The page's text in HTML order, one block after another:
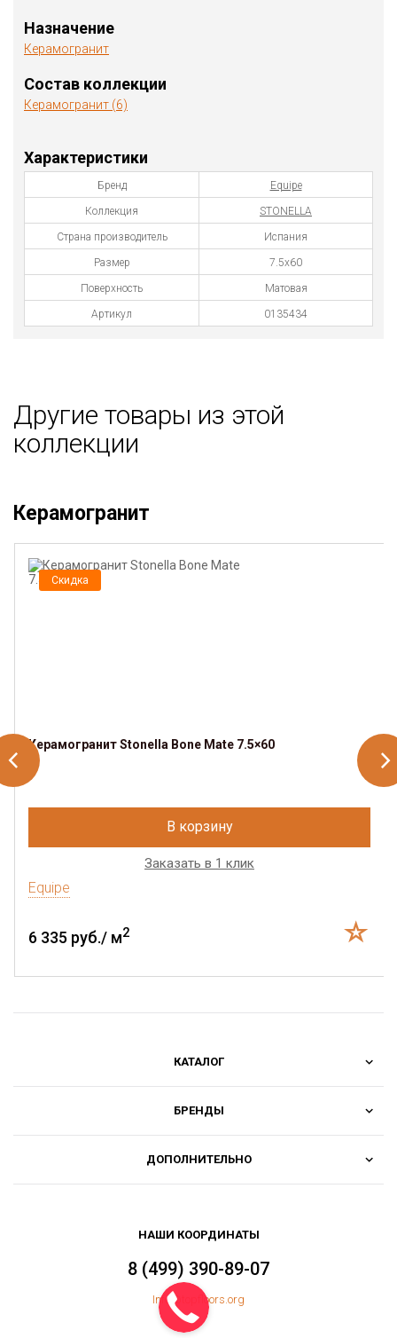
Назначение
Керамогранит
Состав коллекции
Керамогранит (6)
Характеристики
Бренд Equipe
Коллекция STONELLA
Страна производитель Испания
Размер 7.5x60
Поверхность Матовая
Артикул 0135434
Другие товары из этой
коллекции
Керамогранит
Скидка
Керамогранит Stonella Bone Mate 7.5×60
В корзину
Заказать в 1 клик
Equipe
6 335 руб./ м2
КАТАЛОГ
БРЕНДЫ
ДОПОЛНИТЕЛЬНО
НАШИ КООРДИНАТЫ
8 (499) 390-89-07
Info@topfloors.org